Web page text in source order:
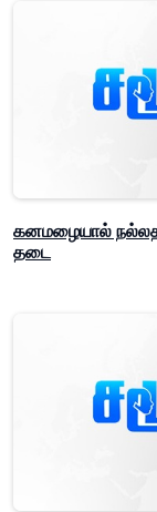
கனமழையால்
தடை